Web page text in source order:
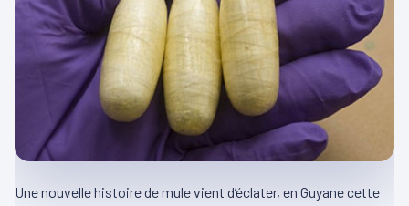
Une nouvelle histoire de mule vient d’éclater, en Guyane cette